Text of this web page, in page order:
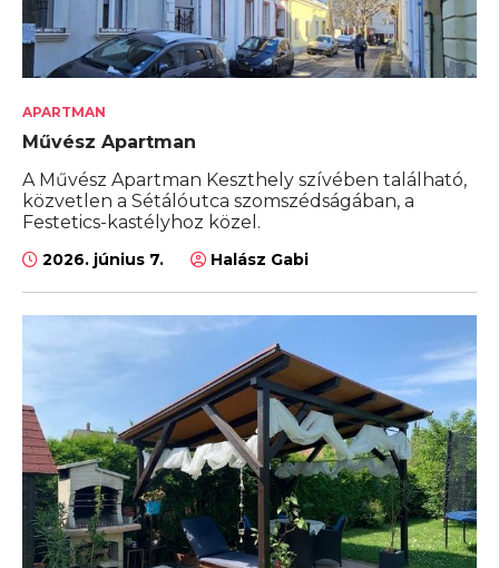
APARTMAN
Művész Apartman
A Művész Apartman Keszthely szívében található,
közvetlen a Sétálóutca szomszédságában, a
Festetics-kastélyhoz közel.
2026. június 7. Halász Gabi